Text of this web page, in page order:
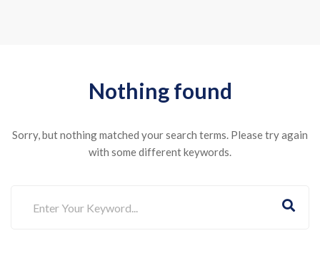
Nothing found
Sorry, but nothing matched your search terms. Please try again
with some different keywords.